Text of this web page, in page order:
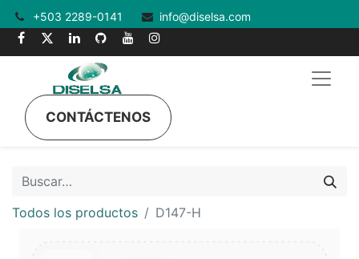
+503 2289-0141 info@diselsa.com
CONTÁCTENOS
Todos los productos D147-H